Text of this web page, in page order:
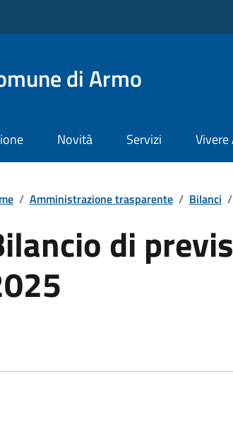
di Armo
Novità Servizi Vivere
/ Amministrazione trasparente / Bilanci /
di